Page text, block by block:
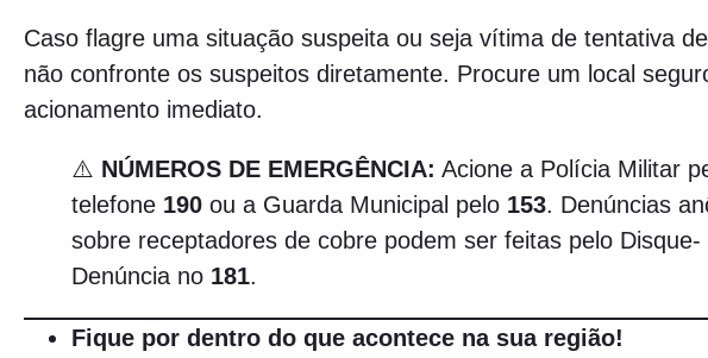
Caso flagre uma situação suspeita ou seja vítima de tentativa
não confronte os suspeitos diretamente. Procure um local
acionamento imediato.
⚠️ NÚMEROS DE EMERGÊNCIA: Acione a Polícia Militar
telefone 190 ou a Guarda Municipal pelo 153. Denúncias
sobre receptadores de cobre podem ser feitas pelo Disque-
Denúncia no 181.
Fique por dentro do que acontece na sua região!